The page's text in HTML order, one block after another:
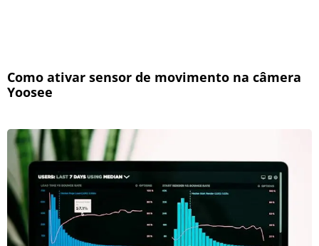
Como ativar sensor de movimento na câmera
Yoosee